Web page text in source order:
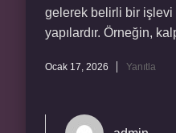
gelerek belirli bir işlevi
yapılardır. Örneğin,
Ocak 17, 2026 Yanıtla